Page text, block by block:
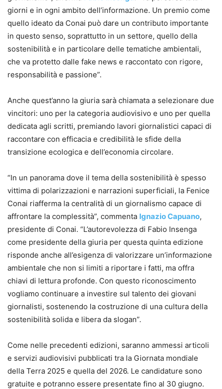
giorni e in ogni ambito dell’informazione. Un premio come
quello ideato da Conai può dare un contributo importante
in questo senso, soprattutto in un settore, quello della
sostenibilità e in particolare delle tematiche ambientali,
che va protetto dalle fake news e raccontato con rigore,
responsabilità e passione”.
Anche quest’anno la giuria sarà chiamata a selezionare due
vincitori: uno per la categoria audiovisivo e uno per quella
dedicata agli scritti, premiando lavori giornalistici capaci di
raccontare con efficacia e credibilità le sfide della
transizione ecologica e dell’economia circolare.
“In un panorama dove il tema della sostenibilità è spesso
vittima di polarizzazioni e narrazioni superficiali, la Fenice
Conai riafferma la centralità di un giornalismo capace di
affrontare la complessità”, commenta Ignazio Capuano,
presidente di Conai. “L’autorevolezza di Fabio Insenga
come presidente della giuria per questa quinta edizione
risponde anche all’esigenza di valorizzare un’informazione
ambientale che non si limiti a riportare i fatti, ma offra
chiavi di lettura profonde. Con questo riconoscimento
vogliamo continuare a investire sul talento dei giovani
giornalisti, sostenendo la costruzione di una cultura della
sostenibilità solida e libera da slogan”.
Come nelle precedenti edizioni, saranno ammessi articoli
e servizi audiovisivi pubblicati tra la Giornata mondiale
della Terra 2025 e quella del 2026. Le candidature sono
gratuite e potranno essere presentate fino al 30 giugno.